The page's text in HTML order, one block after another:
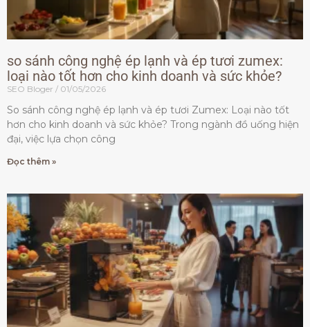
so sánh công nghệ ép lạnh và ép tươi zumex:
loại nào tốt hơn cho kinh doanh và sức khỏe?
SEO Bloger 01/05/2026
So sánh công nghệ ép lạnh và ép tươi Zumex: Loại nào tốt
hơn cho kinh doanh và sức khỏe? Trong ngành đồ uống hiện
đại, việc lựa chọn công
Đọc thêm »